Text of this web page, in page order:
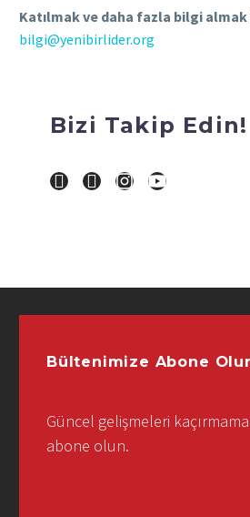
Katılmak ve daha fazla bilgi almak
bilgi@yenibirlider.org
Bizi Takip Edin!
Bültenimize Abone
Güncel gelişmeleri
abone olun.